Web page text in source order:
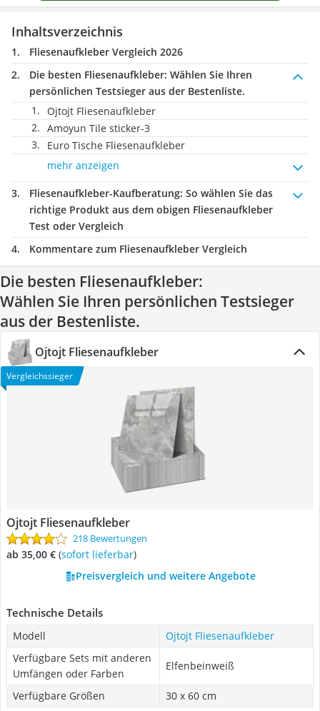
Inhaltsverzeichnis
Fliesenaufkleber Vergleich 2026
Die besten Fliesenaufkleber: Wählen Sie Ihren
persönlichen Testsieger aus der Bestenliste.
Ojtojt Fliesenaufkleber
Amoyun Tile sticker-3
Euro Tische Fliesenaufkleber
mehr anzeigen
Fliesenaufkleber-Kaufberatung: So wählen Sie das
richtige Produkt aus dem obigen Fliesenaufkleber
Test oder Vergleich
Kommentare zum Fliesenaufkleber Vergleich
Die besten Fliesenaufkleber:
Wählen Sie Ihren persönlichen Testsieger
aus der Bestenliste.
Ojtojt Fliesenaufkleber
Vergleichssieger
Ojtojt Fliesenaufkleber
218 Bewertungen
ab 35,00 € ( Sofort lieferbar)
Preisvergleich und weitere Angebote
Technische Details
Modell
Ojtojt Fliesenaufkleber
Verfügbare Sets mit anderen
Umfängen oder Farben
Elfenbeinweiß
Verfügbare Größen 30 x 60 cm